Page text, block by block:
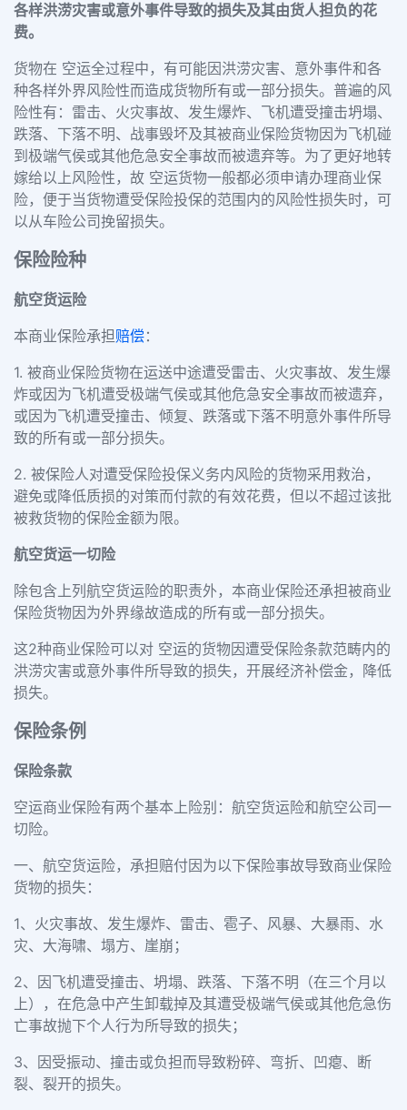
各样洪涝灾害或意外事件导致的损失及其由货人担负的花
费。
货物在 空运全过程中，有可能因洪涝灾害、意外事件和各
种各样外界风险性而造成货物所有或一部分损失。普遍的风
险性有：雷击、火灾事故、发生爆炸、飞机遭受撞击坍塌、
跌落、下落不明、战事毁坏及其被商业保险货物因为飞机碰
到极端气侯或其他危急安全事故而被遗弃等。为了更好地转
嫁给以上风险性，故 空运货物一般都必须申请办理商业保
险，便于当货物遭受保险投保的范围内的风险性损失时，可
以从车险公司挽留损失。
保险险种
航空货运险
本商业保险承担赔偿：
1. 被商业保险货物在运送中途遭受雷击、火灾事故、发生爆
炸或因为飞机遭受极端气侯或其他危急安全事故而被遗弃，
或因为飞机遭受撞击、倾复、跌落或下落不明意外事件所导
致的所有或一部分损失。
2. 被保险人对遭受保险投保义务内风险的货物采用救治，
避免或降低质损的对策而付款的有效花费，但以不超过该批
被救货物的保险金额为限。
航空货运一切险
除包含上列航空货运险的职责外，本商业保险还承担被商业
保险货物因为外界缘故造成的所有或一部分损失。
这2种商业保险可以对 空运的货物因遭受保险条款范畴内的
洪涝灾害或意外事件所导致的损失，开展经济补偿金，降低
损失。
保险条例
保险条款
空运商业保险有两个基本上险别：航空货运险和航空公司一
切险。
一、航空货运险，承担赔付因为以下保险事故导致商业保险
货物的损失：
1、火灾事故、发生爆炸、雷击、雹子、风暴、大暴雨、水
灾、大海啸、塌方、崖崩；
2、因飞机遭受撞击、坍塌、跌落、下落不明（在三个月以
上），在危急中产生卸载掉及其遭受极端气侯或其他危急伤
亡事故抛下个人行为所导致的损失；
3、因受振动、撞击或负担而导致粉碎、弯折、凹瘪、断
裂、裂开的损失。